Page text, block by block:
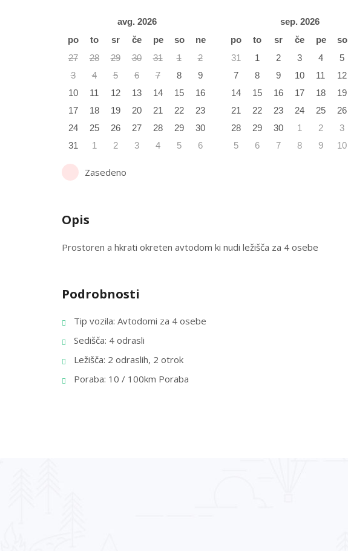
avg. 2026
po
to sr če pe so
ne
27
28 29 30 31 1
2
3
4 5 6 7 8
9
10
11 12 13 14 15
16
17
18 19 20 21 22
23
24
25 26 27 28 29
30
31
1 2 3 4 5 6
sep. 2026
po
to sr če pe so
31
1 2 3 4 5
7
8 9 10 11 12
14
15 16 17 18 19
21
22 23 24 25 26
28
29 30 1 2 3
5
6 7 8 9 10
Zasedeno
Opis
Prostoren a hkrati okreten avtodom ki nudi ležišča za 4 osebe
Podrobnosti
Tip vozila: Avtodomi za 4 osebe
Sedišča: 4 odrasli
Ležišča: 2 odraslih, 2 otrok
Poraba: 10 / 100km Poraba